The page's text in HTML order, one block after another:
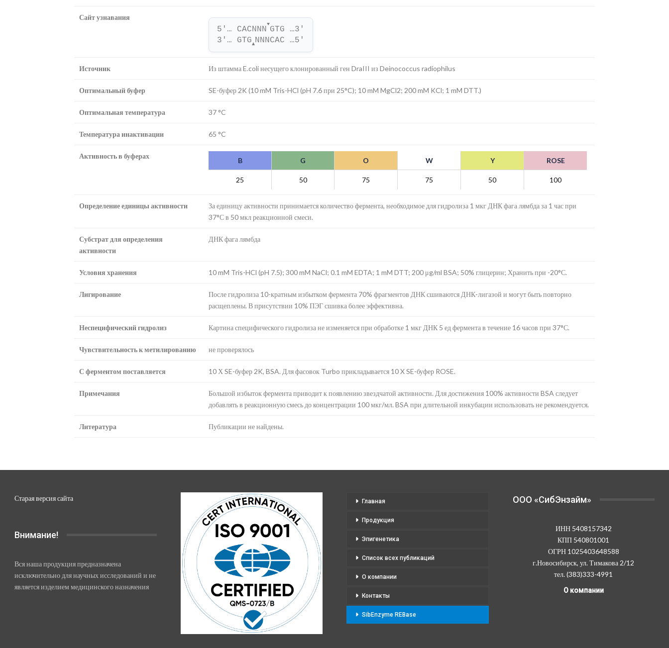
Сайт узнавания
5'… CACNNN
▼
GTG …3'
3'… GTG▲NNNCAC …5'
Источник Из штамма E.coli несущего клонированный ген DraIII из Deinococcus radiophilus
Оптимальный буфер SE-буфер 2K (10 mM Tris-HCl (pH 7.6 при 25°C); 10 mM MgCl2; 200 mM KCl; 1 mM DTT.)
Оптимальная температура 37 °C
Температура инактивации 65 °C
Активность в буферах
B G O W Y ROSE
25 50 75 75 50 100
Определение единицы активности
За единицу активности принимается количество фермента, необходимое для гидролиза 1 мкг ДНК фага лямбда за 1 час при
37°С в 50 мкл реакционной смеси.
Субстрат для определения
активности
ДНК фага лямбда
Условия хранения 10 mM Tris-HCl (pH 7.5); 300 mM NaCl; 0.1 mM EDTA; 1 mM DTT; 200 μg/ml BSA; 50% глицерин; Хранить при -20°С.
Лигирование
После гидролиза 10-кратным избытком фермента 70% фрагментов ДНК сшиваются ДНК-лигазой и могут быть повторно
расщеплены. В присутствии 10% ПЭГ сшивка более эффективна.
Неспецифический гидролиз Картина специфического гидролиза не изменяется при обработке 1 мкг ДНК 5 ед фермента в течение 16 часов при 37°С.
Чувствительность к метилированию не проверялось
С ферментом поставляется 10 Х SE-буфер 2K, BSA. Для фасовок Turbo прикладывается 10 X SE-буфер ROSE.
Примечания
Большой избыток фермента приводит к появлению звездчатой активности. Для достижения 100% активности BSA следует
добавлять в реакционную смесь до концентрации 100 мкг/мл. BSA при длительной инкубации использовать не рекомендуется.
Литература Публикации не найдены.
Старая версия сайта
Внимание!
Вся наша продукция предназначена
исключительно для научных исследований и не
является изделием медицинского назначения
Главная
Продукция
Эпигенетика
Список всех публикаций
О компании
Контакты
SibEnzyme REBase
OOO «СибЭнзайм»
ИНН 5408157342
КПП 540801001
ОГРН 1025403648588
г.Новосибирск, ул. Тимакова 2/12
тел. (383)333-4991
О компании